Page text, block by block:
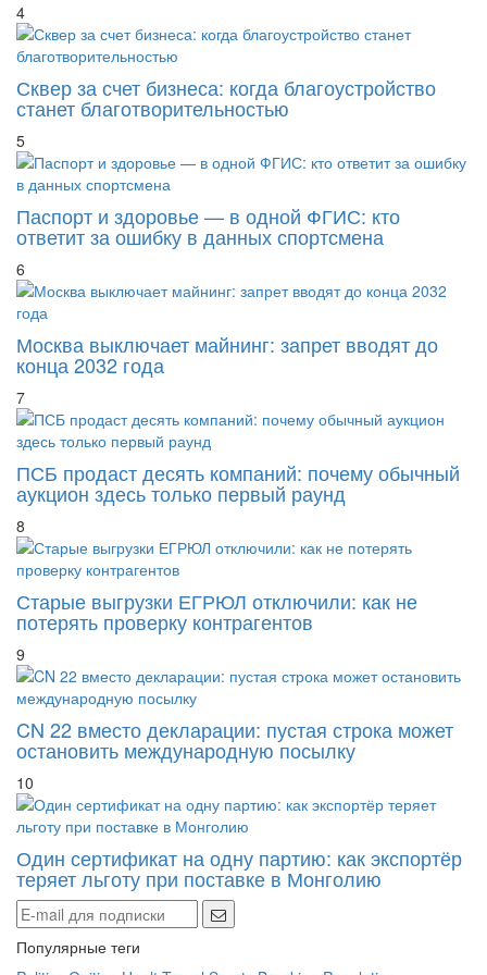
4
Сквер за счет бизнеса: когда благоустройство
станет благотворительностью
5
Паспорт и здоровье — в одной ФГИС: кто
ответит за ошибку в данных спортсмена
6
Москва выключает майнинг: запрет вводят до
конца 2032 года
7
ПСБ продаст десять компаний: почему обычный
аукцион здесь только первый раунд
8
Старые выгрузки ЕГРЮЛ отключили: как не
потерять проверку контрагентов
9
CN 22 вместо декларации: пустая строка может
остановить международную посылку
10
Один сертификат на одну партию: как экспортёр
теряет льготу при поставке в Монголию
Популярные теги